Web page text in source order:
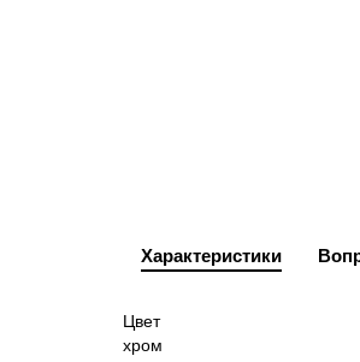
Характеристики
Цвет
хром